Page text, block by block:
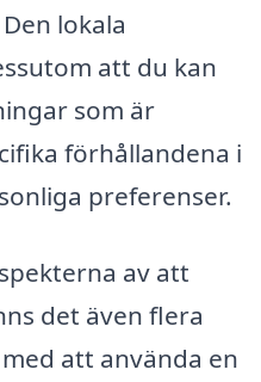
lokala
att du kan
som är
förhållandena i
preferenser.
av att
det även flera
att använda en